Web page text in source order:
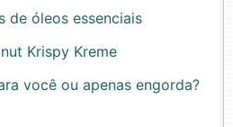
de óleos essenciais
Krispy Kreme
você ou apenas engorda?